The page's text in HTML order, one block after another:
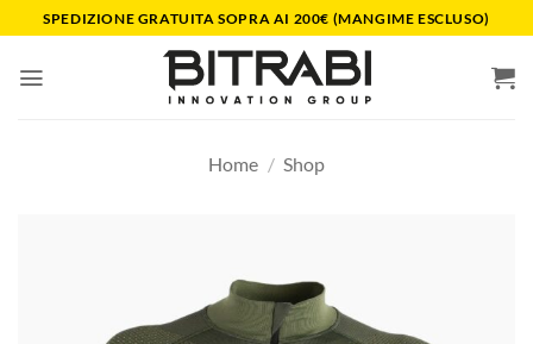
ai
contenuti
SPEDIZIONE GRATUITA SOPRA AI 200€ (MANGIME ESCLUSO)
Home / Shop